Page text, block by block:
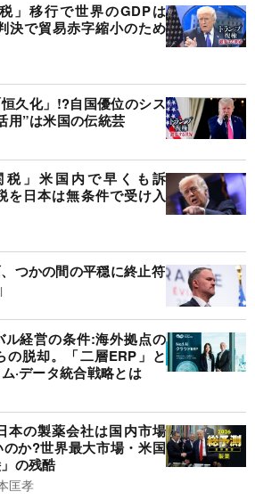
」移行で世界のGDPは
決で貿易赤字縮小のため
久化」!?自国優位のシス
用”は米国の伝統芸
税」米国内で早くも訴
を日本は無条件で受け入
つかの間の平穏に終止符
経営の条件:海外拠点の
の脱却。「二層ERP」と
·データ統合戦略とは
本の製薬会社は国内市場
か?世界最大市場・米国
の残酷
匡孝